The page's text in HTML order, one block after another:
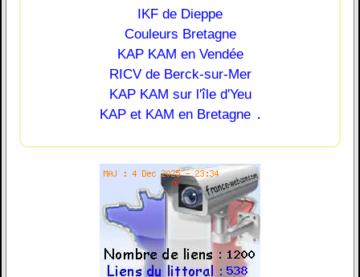
IKF de Dieppe
Couleurs Bretagne
KAP KAM en Vendée
RICV de Berck-sur-Mer
KAP KAM sur l'île d'Yeu
KAP et KAM en Bretagne .